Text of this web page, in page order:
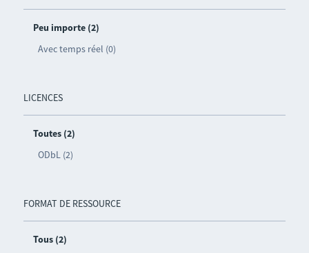
Peu importe (2)
Avec temps réel (0)
LICENCES
Toutes (2)
ODbL (2)
FORMAT DE RESSOURCE
Tous (2)